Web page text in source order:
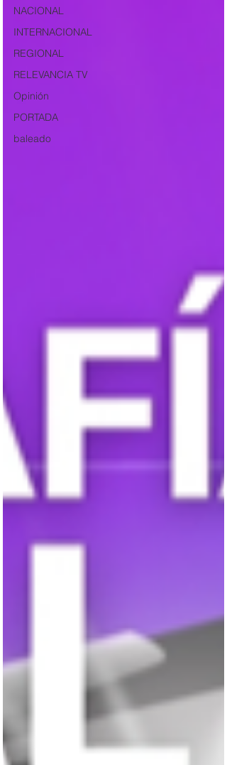
NACIONAL
INTERNACIONAL
REGIONAL
RELEVANCIA TV
Opinión
PORTADA
baleado